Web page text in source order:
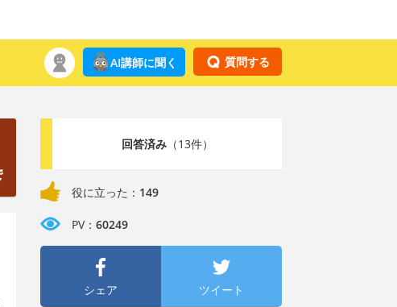
質問する
AI講師に聞く
回答済み（13件）
役に立った： 149
PV： 60249
シェア ツイート